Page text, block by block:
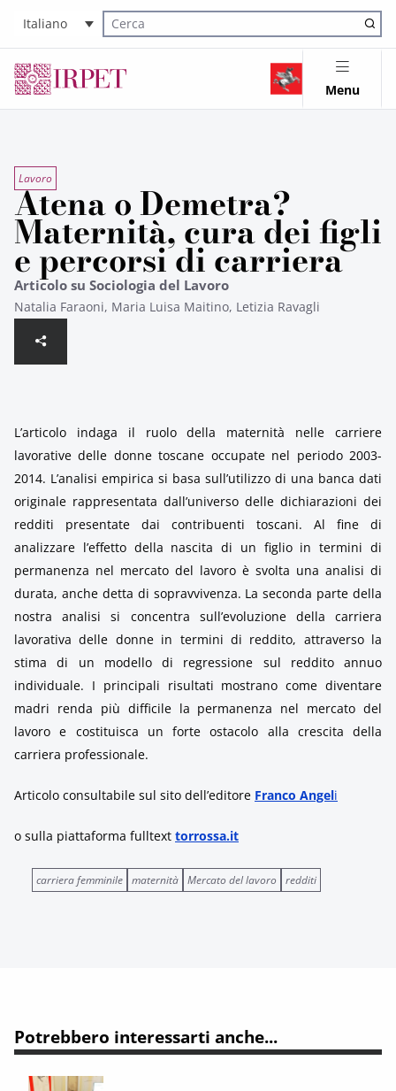
Italiano
Cerca nel sito
Menu
Lavoro
Atena o Demetra?
Maternità, cura dei figli
e percorsi di carriera
Articolo su Sociologia del Lavoro
Natalia Faraoni, Maria Luisa Maitino, Letizia Ravagli
L’articolo indaga il ruolo della maternità nelle carriere
lavorative delle donne toscane occupate nel periodo 2003-
2014. L’analisi empirica si basa sull’utilizzo di una banca dati
originale rappresentata dall’universo delle dichiarazioni dei
redditi presentate dai contribuenti toscani. Al fine di
analizzare l’effetto della nascita di un figlio in termini di
permanenza nel mercato del lavoro è svolta una analisi di
durata, anche detta di sopravvivenza. La seconda parte della
nostra analisi si concentra sull’evoluzione della carriera
lavorativa delle donne in termini di reddito, attraverso la
stima di un modello di regressione sul reddito annuo
individuale. I principali risultati mostrano come diventare
madri renda più difficile la permanenza nel mercato del
lavoro e costituisca un forte ostacolo alla crescita della
carriera professionale.
Articolo consultabile sul sito dell’editore Franco Angeli
o sulla piattaforma fulltext torrossa.it
carriera femminile maternità Mercato del lavoro redditi
Potrebbero interessarti anche...